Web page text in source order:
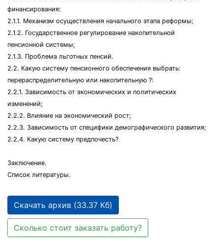
финансирования:
2.1.1. Механизм осуществления начального этапа реформы;
2.1.2. Государственное регулирование накопительной
пенсионной системы;
2.1.3. Проблема льготных пенсий.
2.2. Какую систему пенсионного обеспечения выбрать:
перераспределительную или накопительную ?:
2.2.1. Зависимость от экономических и политических
изменений;
2.2.2. Влияние на экономический рост;
2.2.3. Зависимость от специфики демографического развития;
2.2.4. Какую систему предпочесть?
Заключение.
Список литературы.
Скачать архив (33.37 Кб)
Сколько стоит заказать работу?